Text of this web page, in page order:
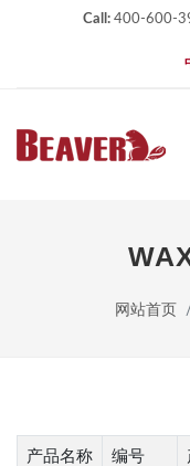
Call:400-600-
网站首页
产品名称 编号